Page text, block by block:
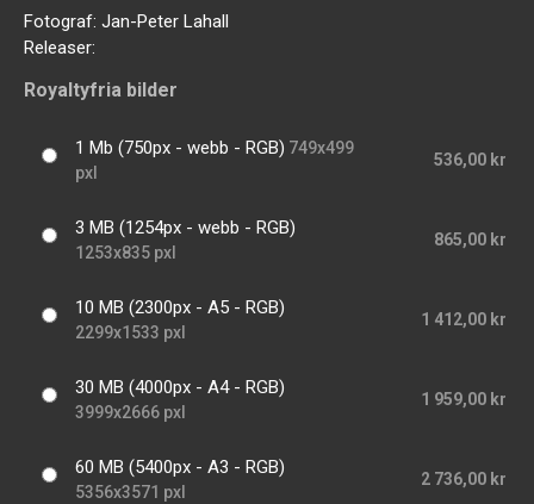
Fotograf: Jan-Peter Lahall
Releaser:
Royaltyfria bilder
1 Mb (750px - webb - RGB) 749x499
pxl
536,00 kr
3 MB (1254px - webb - RGB)
1253x835 pxl
865,00 kr
10 MB (2300px - A5 - RGB)
2299x1533 pxl
1 412,00 kr
30 MB (4000px - A4 - RGB)
3999x2666 pxl
1 959,00 kr
60 MB (5400px - A3 - RGB)
5356x3571 pxl
2 736,00 kr